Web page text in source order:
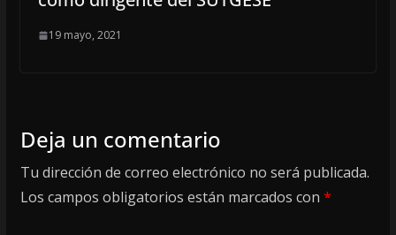
19 mayo, 2021
Deja un comentario
Tu dirección de correo electrónico no será publicada.
Los campos obligatorios están marcados con *